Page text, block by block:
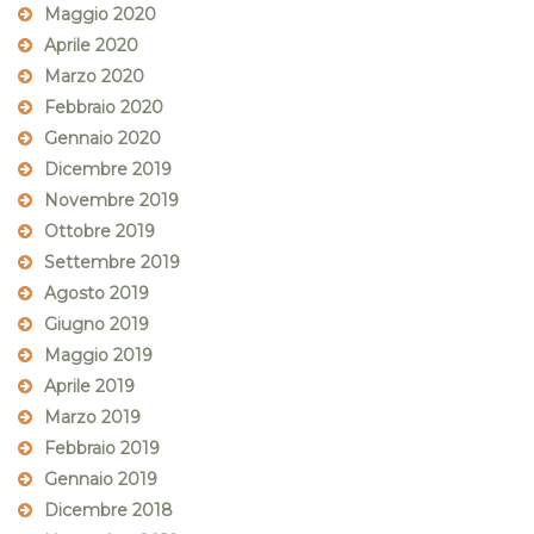
Maggio 2020
Aprile 2020
Marzo 2020
Febbraio 2020
Gennaio 2020
Dicembre 2019
Novembre 2019
Ottobre 2019
Settembre 2019
Agosto 2019
Giugno 2019
Maggio 2019
Aprile 2019
Marzo 2019
Febbraio 2019
Gennaio 2019
Dicembre 2018